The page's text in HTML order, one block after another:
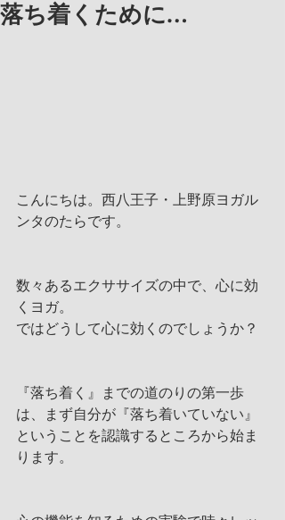
落ち着くために…
こんにちは。西八王子・上野原ヨガル
ンタのたらです。
数々あるエクササイズの中で、心に効
くヨガ。
ではどうして心に効くのでしょうか？
『落ち着く』までの道のりの第一歩
は、まず自分が『落ち着いていない』
ということを認識するところから始ま
ります。